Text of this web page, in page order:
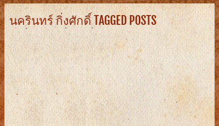
นครินทร์ กิ่งศักดิ์ TAGGED POSTS